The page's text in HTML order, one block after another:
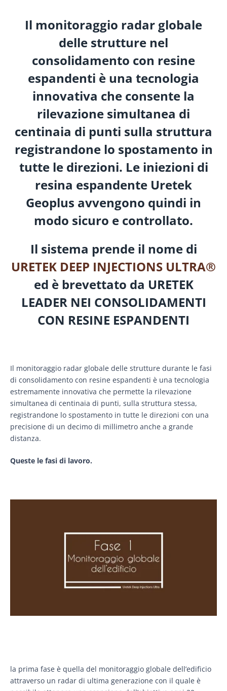
Il monitoraggio radar globale
delle strutture nel
consolidamento con resine
espandenti è una tecnologia
innovativa che consente la
rilevazione simultanea di
centinaia di punti sulla struttura
registrandone lo spostamento in
tutte le direzioni. Le iniezioni di
resina espandente Uretek
Geoplus avvengono quindi in
modo sicuro e controllato.
Il sistema prende il nome di
URETEK DEEP INJECTIONS ULTRA®
ed è brevettato da URETEK
LEADER NEI CONSOLIDAMENTI
CON RESINE ESPANDENTI
Il monitoraggio radar globale delle strutture durante le fasi
di consolidamento con resine espandenti è una tecnologia
estremamente innovativa che permette la rilevazione
simultanea di centinaia di punti, sulla struttura stessa,
registrandone lo spostamento in tutte le direzioni con una
precisione di un decimo di millimetro anche a grande
distanza.
Queste le fasi di lavoro.
la prima fase è quella del monitoraggio globale dell’edificio
attraverso un radar di ultima generazione con il quale è